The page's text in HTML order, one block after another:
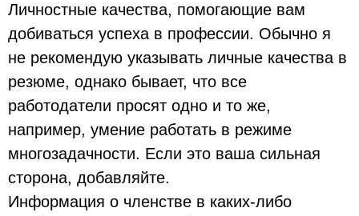
Личностные качества, помогающие вам
добиваться успеха в профессии. Обычно я
не рекомендую указывать личные качества в
резюме, однако бывает, что все
работодатели просят одно и то же,
например, умение работать в режиме
многозадачности. Если это ваша сильная
сторона, добавляйте.
Информация о членстве в каких-либо